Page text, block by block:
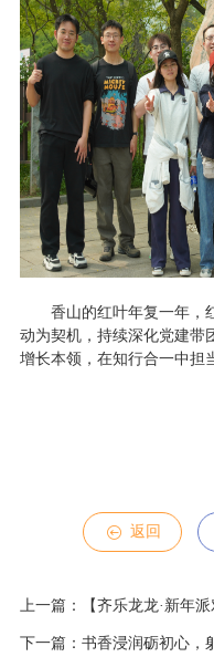
香山的红叶年复一年，
动为契机，持续深化党建带
增长本领，在知行合一中担
返回